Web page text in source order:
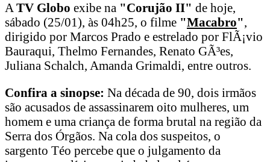
A TV Globo exibe na "Corujão II" de hoje,
sábado (25/01), às 04h25, o filme "Macabro",
dirigido por Marcos Prado e estrelado por FlÃ¡vio
Bauraqui, Thelmo Fernandes, Renato GÃ³es,
Juliana Schalch, Amanda Grimaldi, entre outros.
Confira a sinopse: Na década de 90, dois irmãos
são acusados de assassinarem oito mulheres, um
homem e uma criança de forma brutal na região da
Serra dos Órgãos. Na cola dos suspeitos, o
sargento Téo percebe que o julgamento da